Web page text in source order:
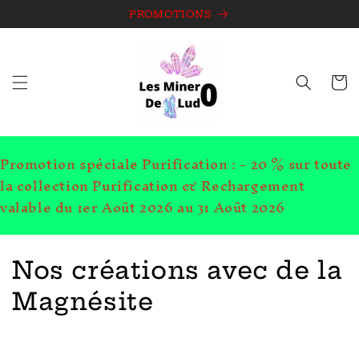
au
PROMOTIONS
Panier
Promotion spéciale Purification : - 20 % sur toute
la collection Purification & Rechargement
valable du 1er Août 2026 au 31 Août 2026
C
o
Nos créations avec de la
Magnésite